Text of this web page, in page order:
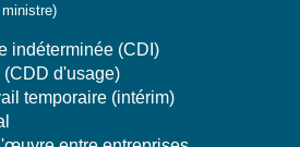
indéterminée (CDI)
(CDD d'usage)
temporaire (intérim)